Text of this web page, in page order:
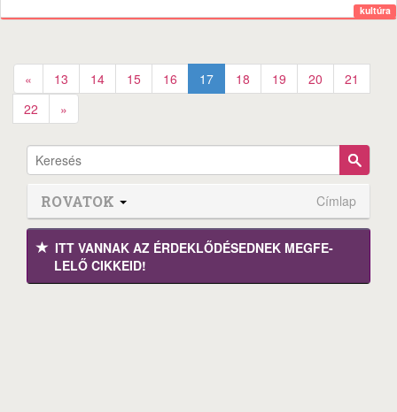
kultúra
« 13 14 15 16 17 18 19 20
21
22
»
ROVATOK Címlap
ITT VANNAK AZ ÉRDEK­LŐDÉ­SEDNEK MEGFE­
LELŐ CIKKEID!